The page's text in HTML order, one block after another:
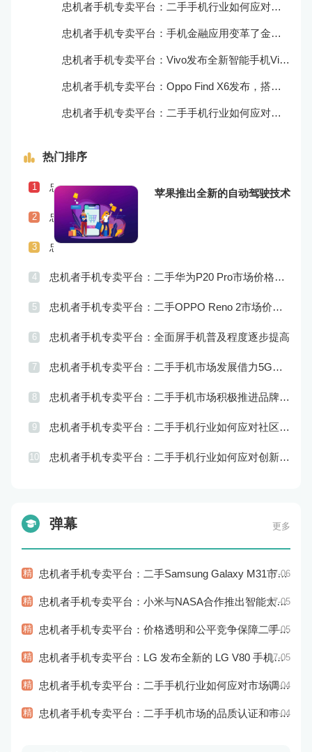
忠机者手机专卖平台：二手手机行业如何应对自动化生产的趋势
忠机者手机专卖平台：手机金融应用变革了金融行业
忠机者手机专卖平台：Vivo发布全新智能手机Vivo Y90
忠机者手机专卖平台：Oppo Find X6发布，搭载高通骁龙898芯片
忠机者手机专卖平台：二手手机行业如何应对物流运营的优化
热门排序
苹果推出全新的自动驾驶技术
1 忠机者手机专卖平台：二手手机行业如何应对社会民生问题
2 忠机者手机专卖平台：LG发布Wing智能手机，支持双屏交互
3 忠机者手机专卖平台：二手手机行业如何应对供应链管理的挑战
4 忠机者手机专卖平台：二手华为P20 Pro市场价格持续波动
5 忠机者手机专卖平台：二手OPPO Reno 2市场价格相对稳定
6 忠机者手机专卖平台：全面屏手机普及程度逐步提高
7 忠机者手机专卖平台：二手手机市场发展借力5G，迎来新机遇
8 忠机者手机专卖平台：二手手机市场积极推进品牌转型，实现品牌创新和升级
9 忠机者手机专卖平台：二手手机行业如何应对社区运营的重要性
10 忠机者手机专卖平台：二手手机行业如何应对创新驱动的发展
弹幕 更多
精 忠机者手机专卖平台：二手Samsung Galaxy M31市场价格持续下跌07-06
精 忠机者手机专卖平台：小米与NASA合作推出智能太空手表07-05
精 忠机者手机专卖平台：价格透明和公平竞争保障二手手机交易市场的稳定性和健康发展07-05
精 忠机者手机专卖平台：LG 发布全新的 LG V80 手机，支持 5G 网络07-05
精 忠机者手机专卖平台：二手手机行业如何应对市场调整的变动07-04
精 忠机者手机专卖平台：二手手机市场的品质认证和市场溯源07-04